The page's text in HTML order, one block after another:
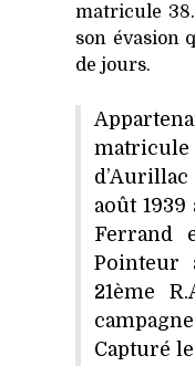
matricule
son évasion
de jours.
août 1939
Ferrand
Pointeur
21ème
Capturé